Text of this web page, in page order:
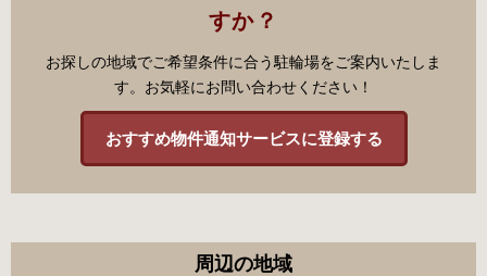
すか？
お探しの地域でご希望条件に合う駐輪場をご案内いたしま
す。お気軽にお問い合わせください！
おすすめ物件通知サービスに登録する
周辺の地域